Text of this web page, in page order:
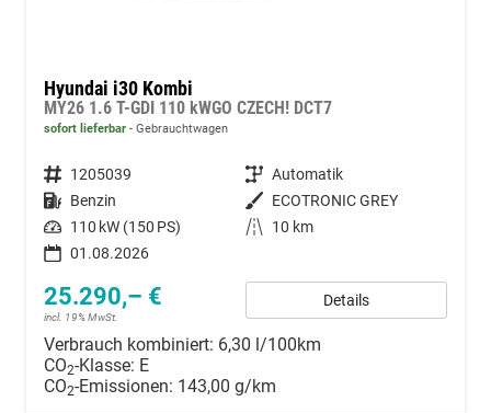
Hyundai i30 Kombi
MY26 1.6 T-GDI 110 kWGO CZECH! DCT7
sofort lieferbar Gebrauchtwagen
Fahrzeugnummer 1205039 Getriebe Automatik
Kraftstoff Benzin Außenfarbe ECOTRONIC GREY
Leistung 110 kW (150 PS) Kilometerstand
10 km
01.08.2026
25.290,– €
incl. 19% MwSt.
Details
Verbrauch kombiniert: 6,30 l/100km
CO2-Klasse: E
CO2-Emissionen: 143,00 g/km